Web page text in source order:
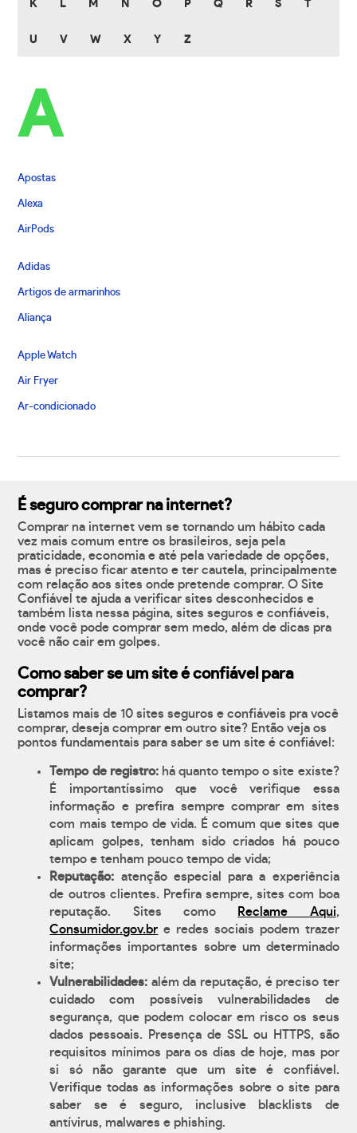
K L M N O P Q R S T
U V W X Y Z
A
Apostas
Alexa
AirPods
Adidas
Artigos de armarinhos
Aliança
Apple Watch
Air Fryer
Ar-condicionado
É seguro comprar na internet?
Comprar na internet vem se tornando um hábito cada
vez mais comum entre os brasileiros, seja pela
praticidade, economia e até pela variedade de opções,
mas é preciso ficar atento e ter cautela, principalmente
com relação aos sites onde pretende comprar. O Site
Confiável te ajuda a verificar sites desconhecidos e
também lista nessa página, sites seguros e confiáveis,
onde você pode comprar sem medo, além de dicas pra
você não cair em golpes.
Como saber se um site é confiável para
comprar?
Listamos mais de 10 sites seguros e confiáveis pra você
comprar, deseja comprar em outro site? Então veja os
pontos fundamentais para saber se um site é confiável:
Tempo de registro:há quanto tempo o site existe?
É importantíssimo que você verifique essa
informação e prefira sempre comprar em sites
com mais tempo de vida. É comum que sites que
aplicam golpes, tenham sido criados há pouco
tempo e tenham pouco tempo de vida;
Reputação: atenção especial para a experiência
de outros clientes. Prefira sempre, sites com boa
reputação. Sites como
Reclame Aqui,
Consumidor.gov.br e redes sociais podem trazer
informações importantes sobre um determinado
site;
Vulnerabilidades: além da reputação, é preciso ter
cuidado com possíveis vulnerabilidades de
segurança, que podem colocar em risco os seus
dados pessoais. Presença de SSL ou HTTPS, são
requisitos mínimos para os dias de hoje, mas por
si só não garante que um site é confiável.
Verifique todas as informações sobre o site para
saber se é seguro, inclusive blacklists de
antívirus, malwares e phishing.